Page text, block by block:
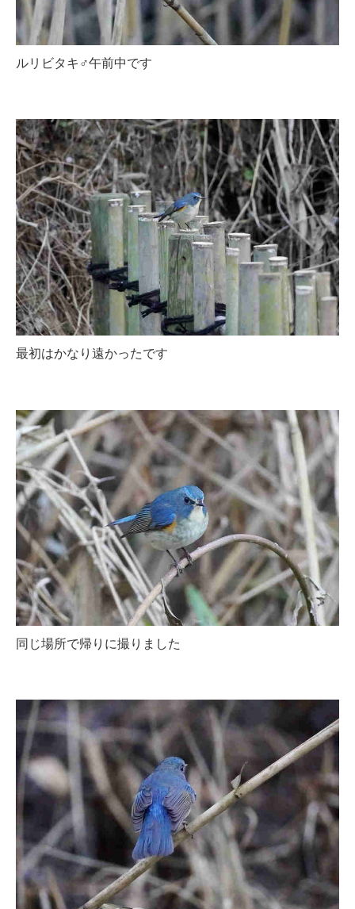
ルリビタキ♂午前中です
最初はかなり遠かったです
同じ場所で帰りに撮りました